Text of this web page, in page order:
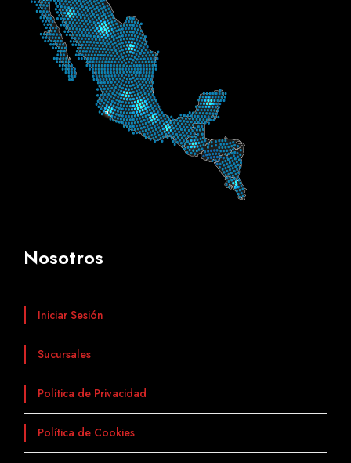
Nosotros
Iniciar Sesión
Sucursales
Política de Privacidad
Política de Cookies